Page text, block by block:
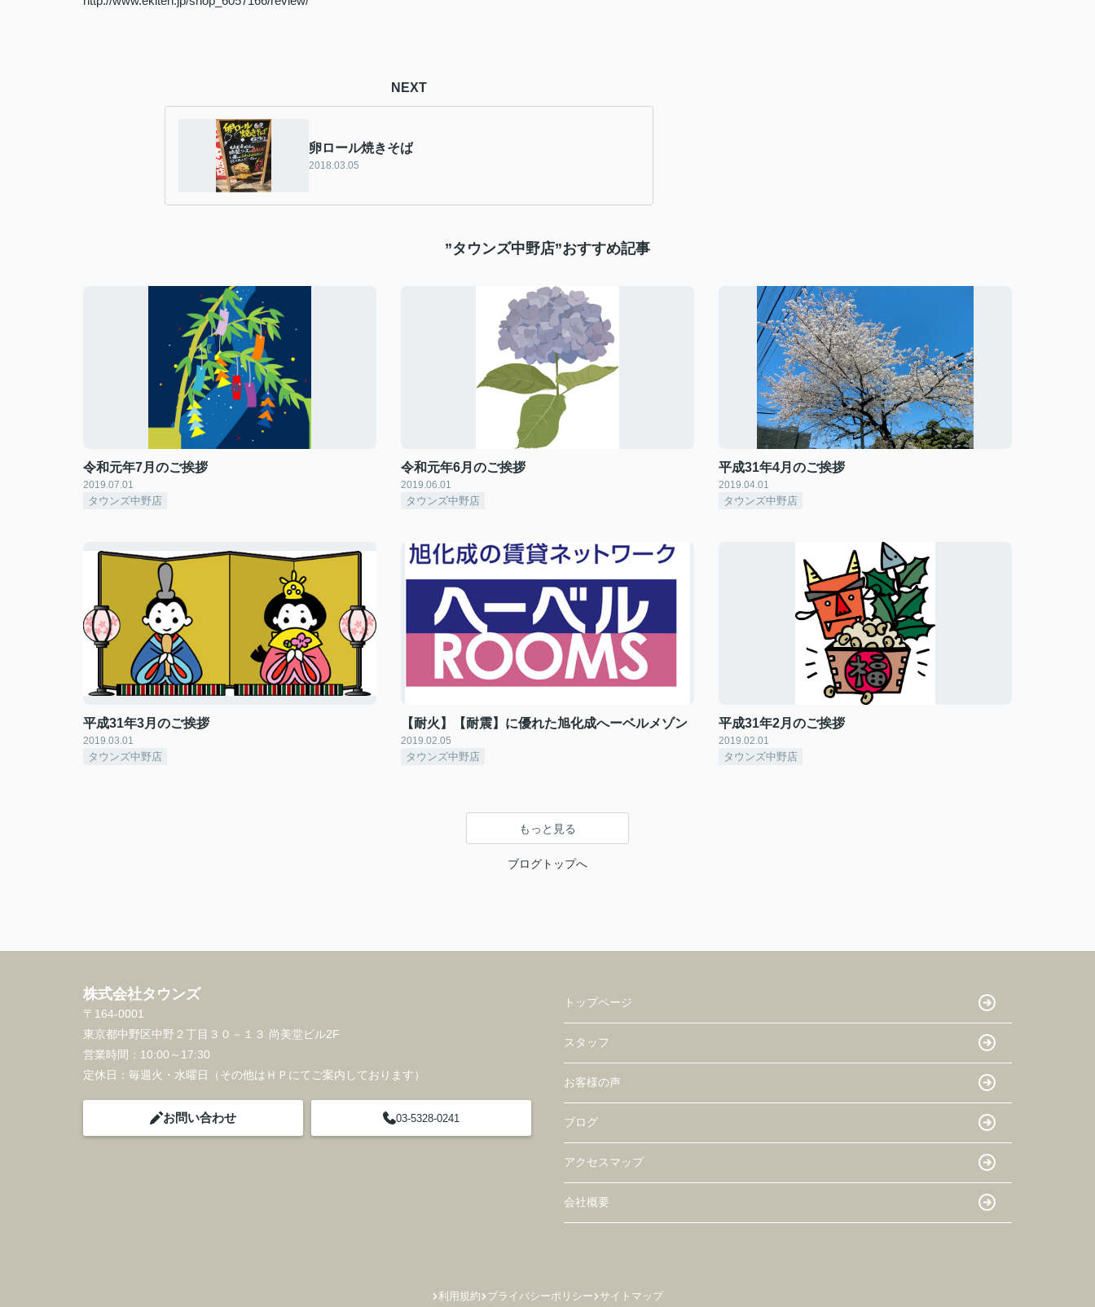
NEXT
卵ロール焼きそば
2018.03.05
”タウンズ中野店”おすすめ記事
令和元年7月のご挨拶
2019.07.01
タウンズ中野店
令和元年6月のご挨拶
2019.06.01
タウンズ中野店
平成31年4月のご挨拶
2019.04.01
タウンズ中野店
平成31年3月のご挨拶
2019.03.01
タウンズ中野店
【耐火】【耐震】に優れた旭化成へーベルメゾン
2019.02.05
タウンズ中野店
平成31年2月のご挨拶
2019.02.01
タウンズ中野店
もっと見る
ブログトップへ
株式会社タウンズ
〒164-0001
東京都中野区中野２丁目３０－１３ 尚美堂ビル2F
営業時間： 10:00～17:30
定休日： 毎週火・水曜日（その他はＨＰにてご案内しております）
お問い合わせ 03-5328-0241
トップページ
スタッフ
お客様の声
ブログ
アクセスマップ
会社概要
利用規約 プライバシーポリシー サイトマップ